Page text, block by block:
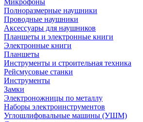
Микрофоны
Полноразмерные наушники
Проводные наушники
Аксессуары для наушников
Планшеты и электронные книги
Электронные книги
Планшеты
Инструменты и строительная техника
Рейсмусовые станки
Инструменты
Замки
Электроножницы по металлу
Наборы электроинструментов
Углошлифовальные машины (УШМ)